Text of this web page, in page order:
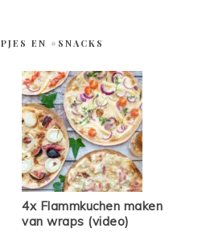
EN #SNACKS
4x Flammkuchen maken
van wraps (video)